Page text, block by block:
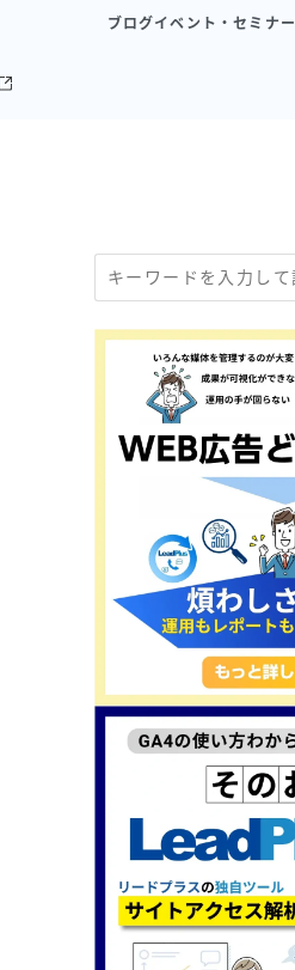
ブログイベント・セミナー